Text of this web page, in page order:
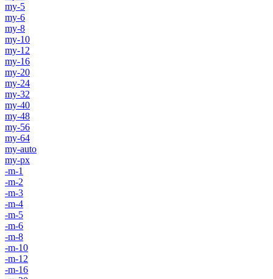
my-5
my-6
my-8
my-10
my-12
my-16
my-20
my-24
my-32
my-40
my-48
my-56
my-64
my-auto
my-px
-m-1
-m-2
-m-3
-m-4
-m-5
-m-6
-m-8
-m-10
-m-12
-m-16